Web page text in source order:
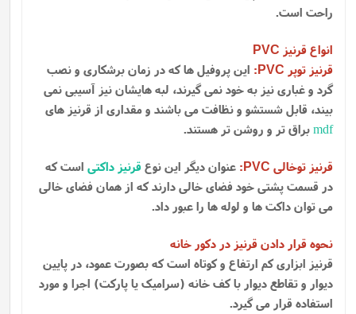
راحت است.
انواع قرنیز PVC
قرنیز توپر PVC
: این پروفیل ها که در زمان برشکاری و نصب
گرد و غباری نیز به خود نمی گیرند، لبه هایشان نیز آسیبی نمی
بیند، قابل شستشو و نظافت می باشند و مقداری از قرنیز های
mdfبراق تر و روشن تر هستند.
قرنیز توخالی PVC
: عنوان دیگر این نوعقرنیز داکتی است که
در قسمت پشتی خود فضای خالی دارند که از همان فضای خالی
می توان داکت ها و لوله ها را عبور داد.
نحوه قرار دادن قرنیز در دکور خانه
قرنیز ابزاری کم ارتفاع و کوتاه است که بصورت عمود، در پایین
دیوار و تقاطع دیوار با کف خانه (سرامیک یا پارکت) اجرا و مورد
استفاده قرار می گیرد.